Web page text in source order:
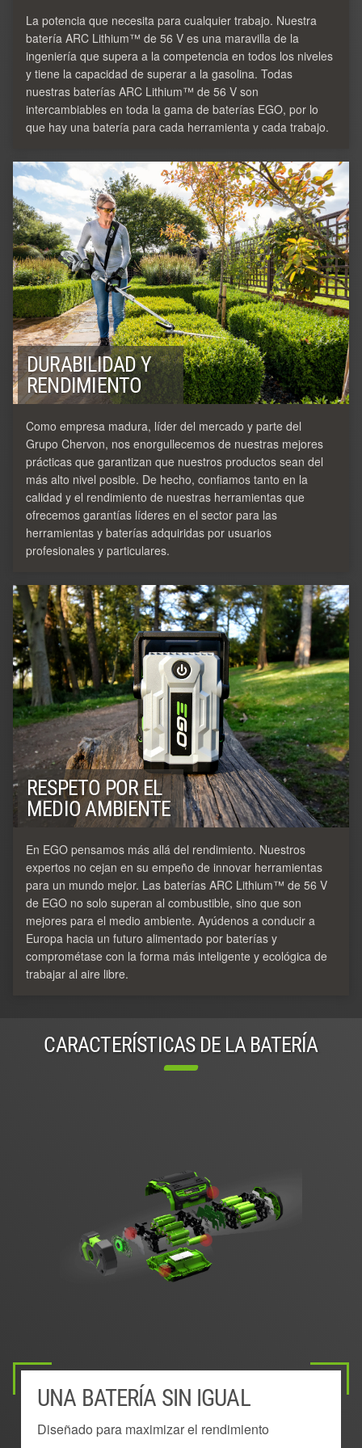
La potencia que necesita para cualquier trabajo. Nuestra
batería ARC Lithium™ de 56 V es una maravilla de la
ingeniería que supera a la competencia en todos los niveles
y tiene la capacidad de superar a la gasolina. Todas
nuestras baterías ARC Lithium™ de 56 V son
intercambiables en toda la gama de baterías EGO, por lo
que hay una batería para cada herramienta y cada trabajo.
DURABILIDAD Y
RENDIMIENTO
Como empresa madura, líder del mercado y parte del
Grupo Chervon, nos enorgullecemos de nuestras mejores
prácticas que garantizan que nuestros productos sean del
más alto nivel posible. De hecho, confiamos tanto en la
calidad y el rendimiento de nuestras herramientas que
ofrecemos garantías líderes en el sector para las
herramientas y baterías adquiridas por usuarios
profesionales y particulares.
RESPETO POR EL
MEDIO AMBIENTE
En EGO pensamos más allá del rendimiento. Nuestros
expertos no cejan en su empeño de innovar herramientas
para un mundo mejor. Las baterías ARC Lithium™ de 56 V
de EGO no solo superan al combustible, sino que son
mejores para el medio ambiente. Ayúdenos a conducir a
Europa hacia un futuro alimentado por baterías y
comprométase con la forma más inteligente y ecológica de
trabajar al aire libre.
CARACTERÍSTICAS DE LA BATERÍA
UNA BATERÍA SIN IGUAL
Diseñado para maximizar el rendimiento
BATERÍA MONTADA
EXTERNAMENTE
SISTEMA DE GESTIÓN DE
ENERGÍA
TECNOLOGÍA EXCLUSIVA "KEEP
COOL"™
INNOVADOR DISEÑO EN FORMA
DE ARCO